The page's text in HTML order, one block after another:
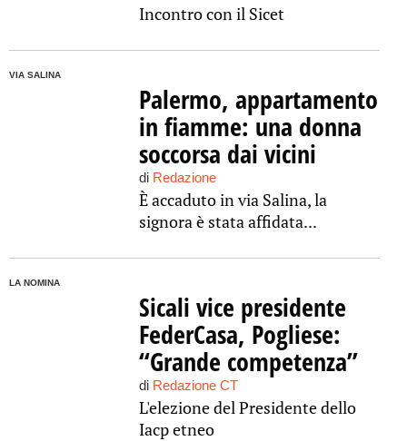
Incontro con il Sicet
VIA SALINA
Palermo, appartamento
in fiamme: una donna
soccorsa dai vicini
di Redazione
È accaduto in via Salina, la
signora è stata affidata...
LA NOMINA
Sicali vice presidente
FederCasa, Pogliese:
“Grande competenza”
di Redazione CT
L'elezione del Presidente dello
Iacp etneo